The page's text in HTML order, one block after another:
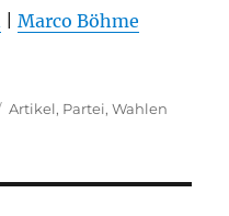
|Marco Böhme
Kategorien
Artikel, Partei,Wahlen